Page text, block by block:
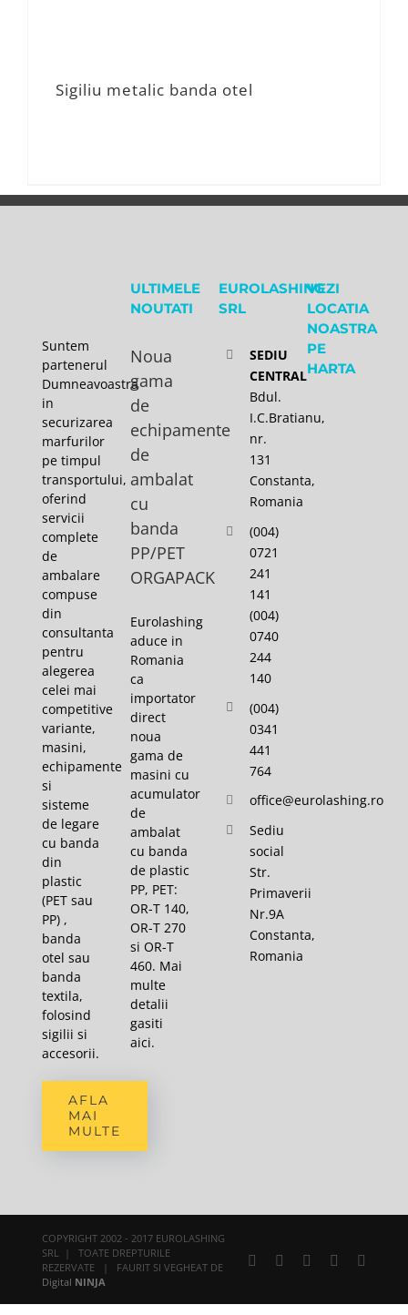
Sigiliu metalic banda otel
Suntem
partenerul
Dumneavoastra
in
securizarea
marfurilor
pe timpul
transportului,
oferind
servicii
complete
de
ambalare
compuse
din
consultanta
pentru
alegerea
celei mai
competitive
variante,
masini,
echipamente
si
sisteme
de legare
cu banda
din
plastic
(PET sau
PP) ,
banda
otel sau
banda
textila,
folosind
sigilii si
accesorii.
AFLA
MAI
MULTE
ULTIMELE
NOUTATI
Noua
gama
de
echipamente
de
ambalat
cu
banda
PP/PET
ORGAPACK
Eurolashing
aduce in
Romania
ca
importator
direct
noua
gama de
masini cu
acumulator
de
ambalat
cu banda
de plastic
PP, PET:
OR-T 140,
OR-T 270
si OR-T
460. Mai
multe
detalii
gasiti
aici.
EUROLASHING
SRL
SEDIU
CENTRAL
Bdul.
I.C.Bratianu,
nr.
131
Constanta,
Romania
(004)
0721
241
141
(004)
0740
244
140
(004)
0341
441
764
office@eurolashing.ro
Sediu
social
Str.
Primaverii
Nr.9A
Constanta,
Romania
VEZI
LOCATIA
NOASTRA
PE
HARTA
COPYRIGHT 2002 - 2017 EUROLASHING
SRL | TOATE DREPTURILE
REZERVATE | FAURIT SI VEGHEAT DE
Digital NINJA
Facebook YouTube
Rss